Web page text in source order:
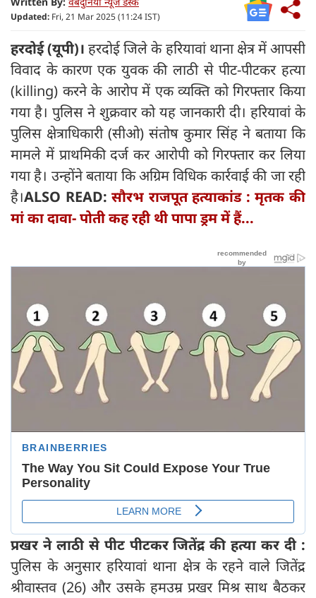
Updated: Fri, 21 Mar 2025 (11:24 IST)
हरदोई (यूपी)। हरदोई जिले के हरियावां थाना क्षेत्र में आपसी
विवाद के कारण एक युवक की लाठी से पीट-पीटकर हत्या
(killing) करने के आरोप में एक व्यक्ति को गिरफ्तार किया
गया है। पुलिस ने शुक्रवार को यह जानकारी दी। हरियावां के
पुलिस क्षेत्राधिकारी (सीओ) संतोष कुमार सिंह ने बताया कि
मामले में प्राथमिकी दर्ज कर आरोपी को गिरफ्तार कर लिया
गया है। उन्होंने बताया कि अग्रिम विधिक कार्रवाई की जा रही
है।ALSO READ:सौरभ राजपूत हत्याकांड : मृतक की
मां का दावा- पोती कह रही थी पापा ड्रम में हैं...
प्रखर ने लाठी से पीट पीटकर जितेंद्र की हत्या कर दी :
पुलिस के अनुसार हरियावां थाना क्षेत्र के रहने वाले जितेंद्र
श्रीवास्तव (26) और उसके हमउम्र प्रखर मिश्र साथ बैठकर